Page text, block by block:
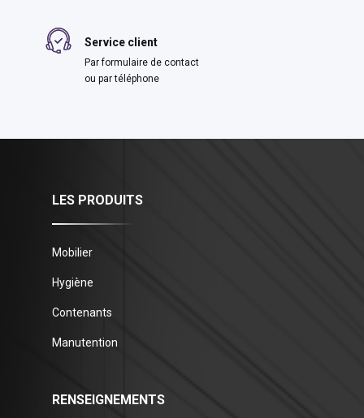
Service client
Par formulaire de contact
ou par téléphone
LES PRODUITS
Mobilier
Hygiène
Contenants
Manutention
RENSEIGNEMENTS